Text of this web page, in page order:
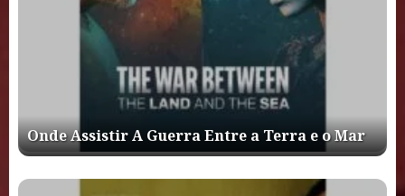
Onde Assistir A Guerra Entre a Terra e o Mar